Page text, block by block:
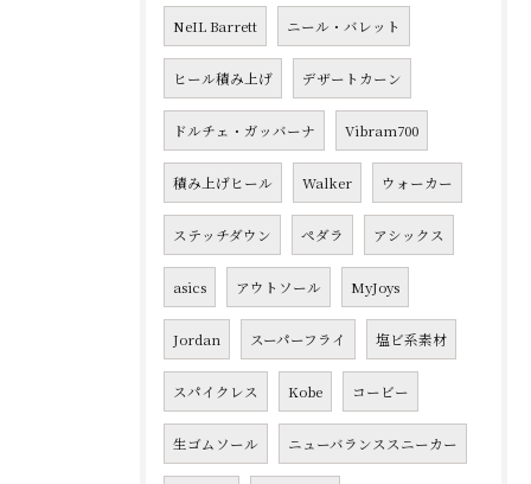
NeIL Barrett ニール・バレット
ヒール積み上げ デザートカーン
ドルチェ・ガッバーナ Vibram700
積み上げヒール Walker ウォーカー
ステッチダウン ペダラ アシックス
asics アウトソール MyJoys
Jordan スーパーフライ 塩ビ系素材
スパイクレス Kobe コービー
生ゴムソール ニューバランススニーカー